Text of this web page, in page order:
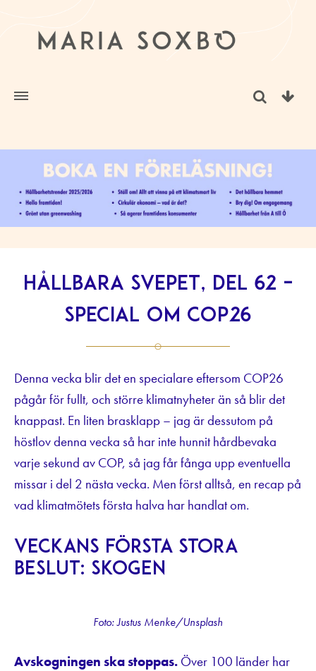
Hållbara svepet, del 62 –
special om COP26
Denna vecka blir det en specialare eftersom COP26
pågår för fullt, och större klimatnyheter än så blir det
knappast. En liten brasklapp – jag är dessutom på
höstlov denna vecka så har inte hunnit hårdbevaka
varje sekund av COP, så jag får fånga upp eventuella
missar i del 2 nästa vecka. Men först alltså, en recap på
vad klimatmötets första halva har handlat om.
Veckans första stora
beslut: Skogen
Foto: Justus Menke/Unsplash
Avskogningen ska stoppas. Över 100 länder har